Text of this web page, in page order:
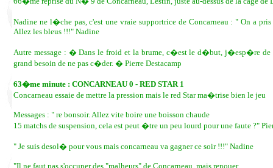
Nadine ne l�che pas, c'est une vraie supportrice de Concarneau : " On a
Allez les bleus !!!" Nadine
Autre message : � Dans le froid et la brume, c�est le d�but, j�esp�re
grand besoin de ne pas c�der. � Pierre Destacamp
63�me minute : CONCARNEAU 0 - RED STAR 1
Concarneau essaie de mettre la pression mais le red Star ma�trise bien le jeu
Messages : " re bonsoir. Allez vite boire une boisson chaude
15 matchs de suspension, cela est peut �tre un peu lourd pour une faute ?"
" Je suis desol� pour vous mais concarneau va gagner ce soir !!!" Nadine
"Il ne faut pas s'occuper des "malheurs" de Concarneau, mais renouer,